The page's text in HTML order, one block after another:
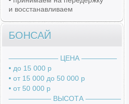
и восстанавливаем
БОНСАЙ
――――――― ЦЕНА ―――――
• до 15 000 р
• от 15 000 до 50 000 р
• от 50 000 р
―――――― ВЫСОТА ―――――